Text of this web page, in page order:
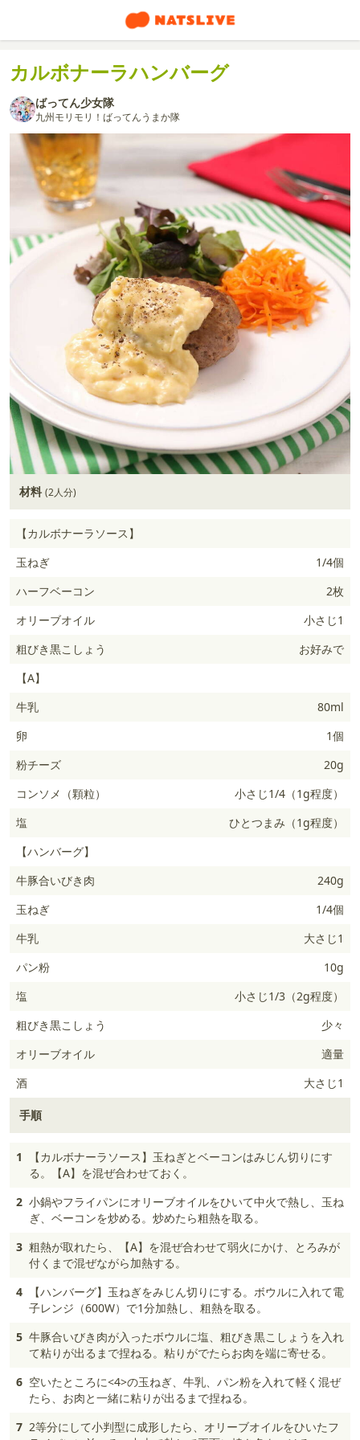
カルボナーラハンバーグ
ばってん少女隊
九州モリモリ！ばってんうまか隊
材料 (2人分)
【カルボナーラソース】
玉ねぎ
1/4個
ハーフベーコン
2枚
オリーブオイル
小さじ1
粗びき黒こしょう
お好みで
【A】
牛乳
80ml
卵
1個
粉チーズ
20g
コンソメ（顆粒）
小さじ1/4（1g程度）
塩
ひとつまみ（1g程度）
【ハンバーグ】
牛豚合いびき肉
240g
玉ねぎ
1/4個
牛乳
大さじ1
パン粉
10g
塩
小さじ1/3（2g程度）
粗びき黒こしょう
少々
オリーブオイル
適量
酒
大さじ1
手順
1
【カルボナーラソース】玉ねぎとベーコンはみじん切りにす
る。【A】を混ぜ合わせておく。
2 小鍋やフライパンにオリーブオイルをひいて中火で熱し、玉ね
ぎ、ベーコンを炒める。炒めたら粗熱を取る。
3 粗熱が取れたら、【A】を混ぜ合わせて弱火にかけ、とろみが
付くまで混ぜながら加熱する。
4
【ハンバーグ】玉ねぎをみじん切りにする。ボウルに入れて電
子レンジ（600W）で1分加熱し、粗熱を取る。
5 牛豚合いびき肉が入ったボウルに塩、粗びき黒こしょうを入れ
て粘りが出るまで捏ねる。粘りがでたらお肉を端に寄せる。
6 空いたところに<4>の玉ねぎ、牛乳、パン粉を入れて軽く混ぜ
たら、お肉と一緒に粘りが出るまで捏ねる。
7 2等分にして小判型に成形したら、オリーブオイルをひいたフ